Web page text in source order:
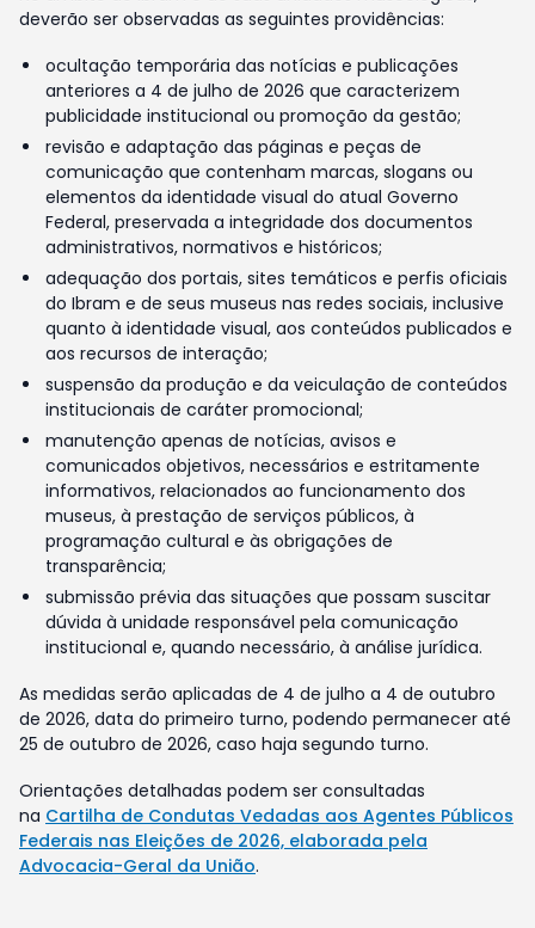
deverão ser observadas as seguintes providências:
ocultação temporária das notícias e publicações
anteriores a 4 de julho de 2026 que caracterizem
publicidade institucional ou promoção da gestão;
revisão e adaptação das páginas e peças de
comunicação que contenham marcas, slogans ou
elementos da identidade visual do atual Governo
Federal, preservada a integridade dos documentos
administrativos, normativos e históricos;
adequação dos portais, sites temáticos e perfis oficiais
do Ibram e de seus museus nas redes sociais, inclusive
quanto à identidade visual, aos conteúdos publicados e
aos recursos de interação;
suspensão da produção e da veiculação de conteúdos
institucionais de caráter promocional;
manutenção apenas de notícias, avisos e
comunicados objetivos, necessários e estritamente
informativos, relacionados ao funcionamento dos
museus, à prestação de serviços públicos, à
programação cultural e às obrigações de
transparência;
submissão prévia das situações que possam suscitar
dúvida à unidade responsável pela comunicação
institucional e, quando necessário, à análise jurídica.
As medidas serão aplicadas de 4 de julho a 4 de outubro
de 2026, data do primeiro turno, podendo permanecer até
25 de outubro de 2026, caso haja segundo turno.
Orientações detalhadas podem ser consultadas
na Cartilha de Condutas Vedadas aos Agentes Públicos
Federais nas Eleições de 2026, elaborada pela
Advocacia-Geral da União.